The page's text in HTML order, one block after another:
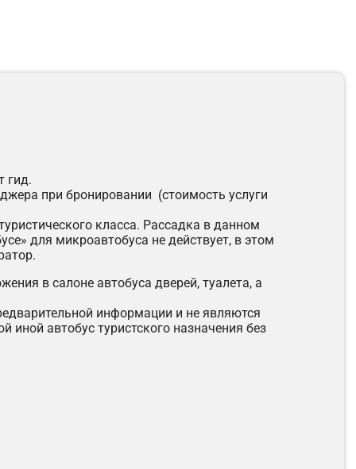
гид.
при бронировании (стоимость услуги
класса. Рассадка в данном
для микроавтобуса не действует, в этом
в салоне автобуса дверей, туалета, а
информации и не являются
автобус туристского назначения без